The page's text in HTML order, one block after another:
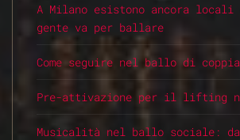
A Milano esistono ancora locali
gente va per ballare
Come seguire nel ballo di coppia
Pre-attivazione per il lifting
Musicalità nel ballo sociale: